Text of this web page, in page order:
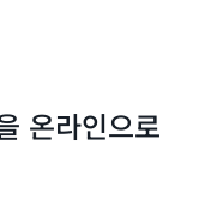
온라인으로